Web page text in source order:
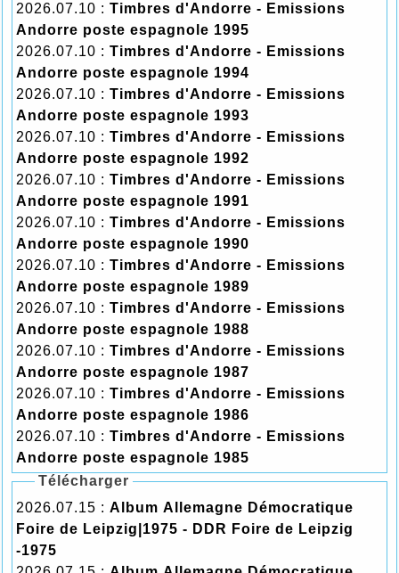
2026.07.10 : Timbres d'Andorre - Emissions
Andorre poste espagnole 1995
2026.07.10 : Timbres d'Andorre - Emissions
Andorre poste espagnole 1994
2026.07.10 : Timbres d'Andorre - Emissions
Andorre poste espagnole 1993
2026.07.10 : Timbres d'Andorre - Emissions
Andorre poste espagnole 1992
2026.07.10 : Timbres d'Andorre - Emissions
Andorre poste espagnole 1991
2026.07.10 : Timbres d'Andorre - Emissions
Andorre poste espagnole 1990
2026.07.10 : Timbres d'Andorre - Emissions
Andorre poste espagnole 1989
2026.07.10 : Timbres d'Andorre - Emissions
Andorre poste espagnole 1988
2026.07.10 : Timbres d'Andorre - Emissions
Andorre poste espagnole 1987
2026.07.10 : Timbres d'Andorre - Emissions
Andorre poste espagnole 1986
2026.07.10 : Timbres d'Andorre - Emissions
Andorre poste espagnole 1985
Télécharger
2026.07.15 : Album Allemagne Démocratique
Foire de Leipzig|1975 - DDR Foire de Leipzig
-1975